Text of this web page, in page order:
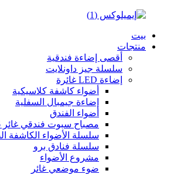
بيت
منتجات
أقصى إضاءة فندقية
سلسلة جيز داونلايت
إضاءة LED غائرة
أضواء كاشفة كلاسيكية
إضاءة جيمبال السفلية
أضواء الفندق
مصباح سبوت فندقي غائر IP65
سلسلة الأضواء الكاشفة
سلسلة فنادق برو
مشروع الأضواء
ضوء موضعي غائر